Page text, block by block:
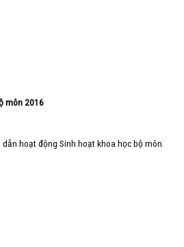
môn 2016
hoạt động Sinh hoạt khoa học bộ môn